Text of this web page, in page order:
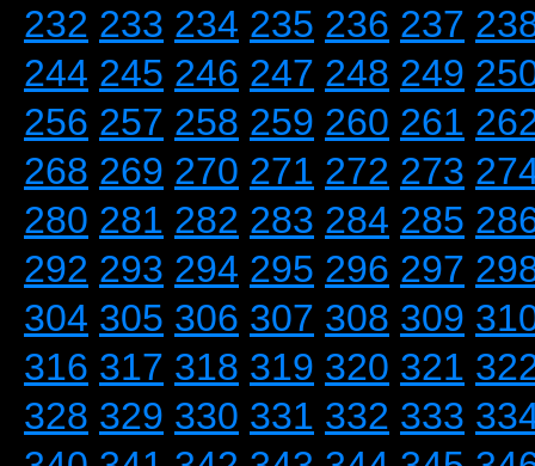
232 233 234 235 236 237
244 245 246 247 248 249
256 257 258 259 260 261
268 269 270 271 272 273
280 281 282 283 284 285
292 293 294 295 296 297
304 305 306 307 308 309
316 317 318 319 320 321
328 329 330 331 332 333